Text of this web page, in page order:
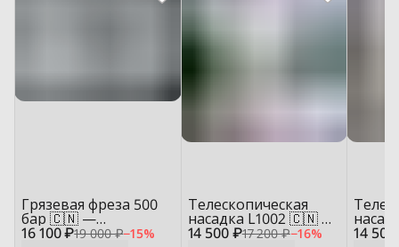
16 100 ₽19 000 ₽−15%
Грязевая фреза 500
бар 🇨🇳 —
профессиональная 14 500 ₽17 200 ₽−16%
Телескопическая
насадка L1002 🇨🇳 —
мойка фасадов и 14